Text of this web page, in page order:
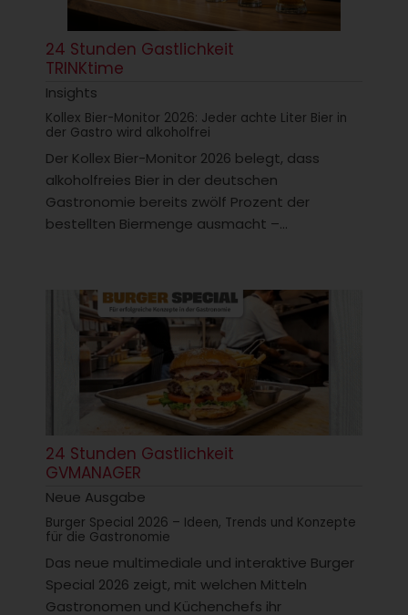
24 Stunden Gastlichkeit
TRINKtime
Insights
Kollex Bier-Monitor 2026: Jeder achte Liter Bier in
der Gastro wird alkoholfrei
Der Kollex Bier-Monitor 2026 belegt, dass
alkoholfreies Bier in der deutschen
Gastronomie bereits zwölf Prozent der
bestellten Biermenge ausmacht –...
24 Stunden Gastlichkeit
GVMANAGER
Neue Ausgabe
Burger Special 2026 – Ideen, Trends und Konzepte
für die Gastronomie
Das neue multimediale und interaktive Burger
Special 2026 zeigt, mit welchen Mitteln
Gastronomen und Küchenchefs ihr